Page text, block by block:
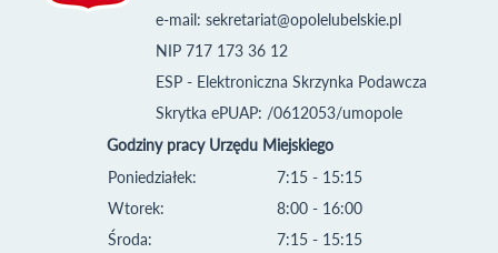
e-mail: sekretariat@opolelubelskie.pl
NIP 717 173 36 12
ESP - Elektroniczna Skrzynka Podawcza
Skrytka ePUAP: /0612053/umopole
Godziny pracy Urzędu Miejskiego
Poniedziałek:
Wtorek:
Środa:
7:15 - 15:15
8:00 - 16:00
7:15 - 15:15